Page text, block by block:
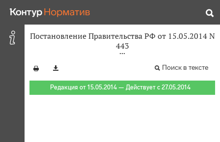
Постановление Правительства РФ от 15.05.2014 N
443
Поиск в тексте
Редакция от 15.05.2014 — Действует с 27.05.2014